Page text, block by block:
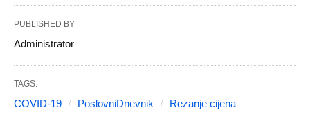
PUBLISHED BY
Administrator
TAGS:
COVID-19 PoslovniDnevnik Rezanje cijena